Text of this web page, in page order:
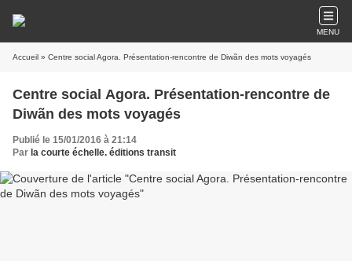
MENU
Accueil » Centre social Agora. Présentation-rencontre de Diwãn des mots voyagés
Centre social Agora. Présentation-rencontre de
Diwãn des mots voyagés
Publié le 15/01/2016 à 21:14
Par la courte échelle. éditions transit